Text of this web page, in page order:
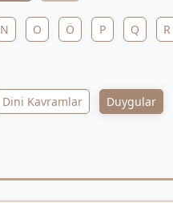
N O Ö P Q R
Dini Kavramlar Duygular